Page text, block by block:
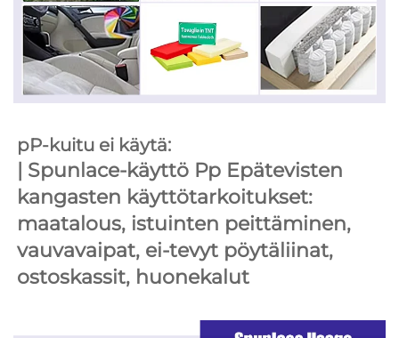
pP-kuitu ei käytä:
Spunlace-käyttö Pp Epätevisten
kangasten käyttötarkoitukset:
maatalous, istuinten peittäminen,
vauvavaipat, ei-tevyt pöytäliinat,
ostoskassit, huonekalut